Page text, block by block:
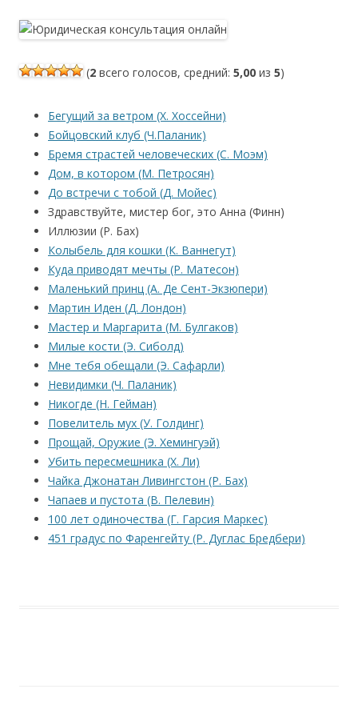
(2 всего голосов, средний: 5,00 из 5)
Бегущий за ветром (Х. Хоссейни)
Бойцовский клуб (Ч.Паланик)
Бремя страстей человеческих (С. Моэм)
Дом, в котором (М. Петросян)
До встречи с тобой (Д. Мойес)
Здравствуйте, мистер бог, это Анна (Финн)
Иллюзии (Р. Бах)
Колыбель для кошки (К. Ваннегут)
Куда приводят мечты (Р. Матесон)
Маленький принц (А. Де Сент-Экзюпери)
Мартин Иден (Д. Лондон)
Мастер и Маргарита (М. Булгаков)
Милые кости (Э. Сиболд)
Мне тебя обещали (Э. Сафарли)
Невидимки (Ч. Паланик)
Никогде (Н. Гейман)
Повелитель мух (У. Голдинг)
Прощай, Оружие (Э. Хемингуэй)
Убить пересмешника (Х. Ли)
Чайка Джонатан Ливингстон (Р. Бах)
Чапаев и пустота (В. Пелевин)
100 лет одиночества (Г. Гарсия Маркес)
451 градус по Фаренгейту (Р. Дуглас Бредбери)